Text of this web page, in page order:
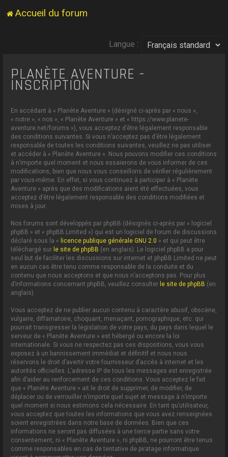
Accueil du forum
Langue :
PLANÈTE AVENTURE -
INSCRIPTION
En accédant à « Planète Aventure » (désigné ci-après par « nous »,
« notre », « nos », « Planète Aventure » et « https://www.planete-
aventure.net/forums »), vous acceptez d’être légalement responsable
des conditions suivantes. Si vous n’acceptez pas d’être légalement
responsable de toutes les conditions suivantes, veuillez ne pas utiliser
et accéder à « Planète Aventure ». Nous pouvons modifier ces conditions
à n’importe quel moment et nous essaierons de vous informer de ces
modifications, bien que nous vous conseillons de vérifier régulièrement
par vous-même. En effet, si vous continuez à participer à « Planète
Aventure » après que des modifications aient été effectuées, vous
acceptez d’être légalement responsable des conditions modifiées et
mises à jour.
Nos forums sont développés par phpBB (désignés ci-après par « logiciel
phpBB » et « phpBB Limited ») qui est un logiciel de forum de discussions
déclaré sous la « licence publique générale GNU 2.0 » et qui peut être
téléchargé sur le site de phpBB (en anglais). Le logiciel phpBB a pour
seul but de faciliter les discussions sur internet et phpBB Limited ne peut
en aucun cas être tenu comme responsable de la conduite et du
contenu que nous acceptons et que nous n’acceptons pas. Pour plus
d’informations concernant phpBB, veuillez consulter le site de phpBB (en
anglais).
Vous acceptez de ne publier aucun contenu à caractère abusif, obscène,
vulgaire, diffamatoire, choquant, menaçant, pornographique, etc. qui
pourrait transgresser la législation de votre pays, du pays dans lequel le
serveur de « Planète Aventure » est hébergé ou encore la loi
internationale. Si vous ne respectez pas ces dispositions, vous vous
exposez à un bannissement immédiat et définitif et nous nous
réservons le droit d’avertir votre fournisseur d’accès à internet et les
autorités officielles. L’adresse IP de tous les messages est enregistrée
afin d’aider au renforcement de ces conditions. Vous acceptez le fait
que « Planète Aventure » ait le droit de supprimer, de modifier, de
déplacer ou de verrouiller n’importe quel sujet et message à n’importe
quel moment si nous estimons cela nécessaire. En tant qu’utilisateur,
vous acceptez que toutes les informations que vous avez renseignées
soient enregistrées dans notre base de données. Bien que ces
informations ne seront pas diffusées à une tierce partie sans votre
consentement, ni « Planète Aventure », ni phpBB, ne pourront être tenus
comme responsables en cas de tentative de piratage informatique